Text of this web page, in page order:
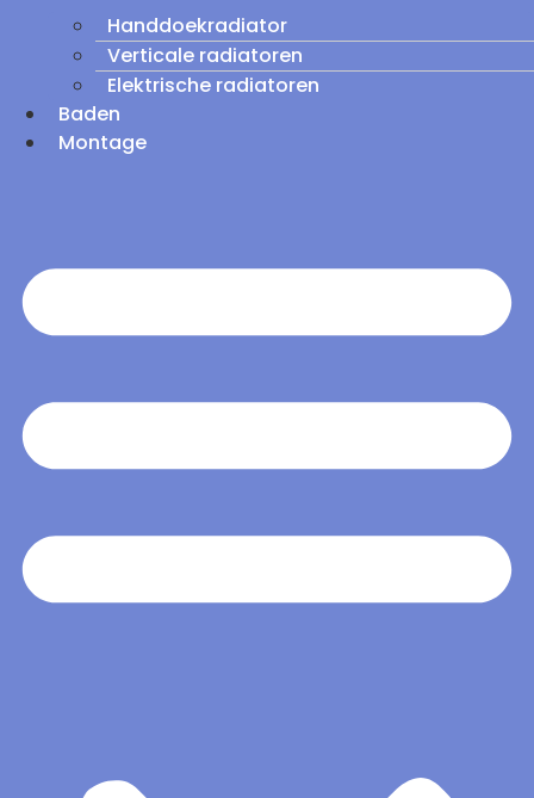
Handdoekradiator
Verticale radiatoren
Elektrische radiatoren
Baden
Montage